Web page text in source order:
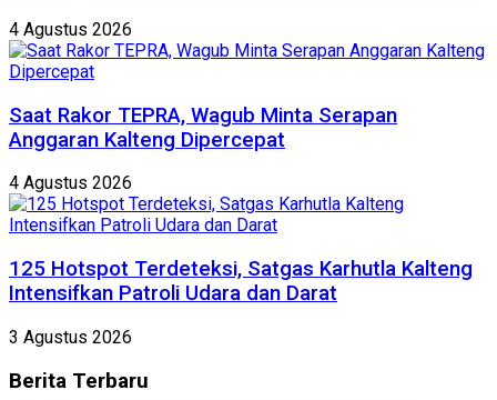
4 Agustus 2026
Saat Rakor TEPRA, Wagub Minta Serapan
Anggaran Kalteng Dipercepat
4 Agustus 2026
125 Hotspot Terdeteksi, Satgas Karhutla Kalteng
Intensifkan Patroli Udara dan Darat
3 Agustus 2026
Berita Terbaru